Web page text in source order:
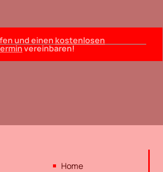
und einen kostenlosen
vereinbaren!
Home